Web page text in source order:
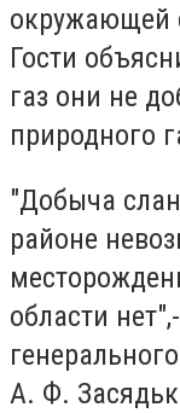
окружающей
Гости
газ они не
природного
"Добыча
районе
области
А. Ф.